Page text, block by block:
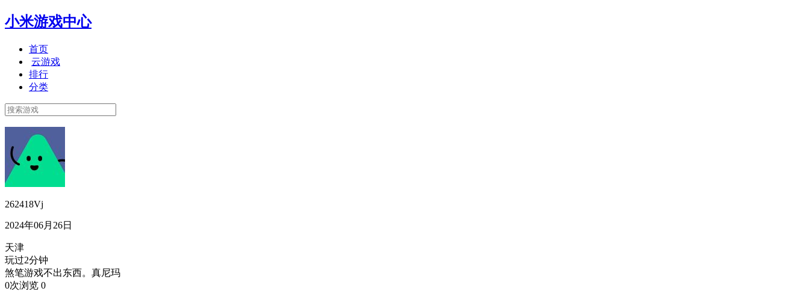
小米游戏中心
首页
云游戏
排行
分类
262418Vj
2024年06月26日
天津
玩过2分钟
煞笔游戏不出东西。真尼玛
0次浏览 0